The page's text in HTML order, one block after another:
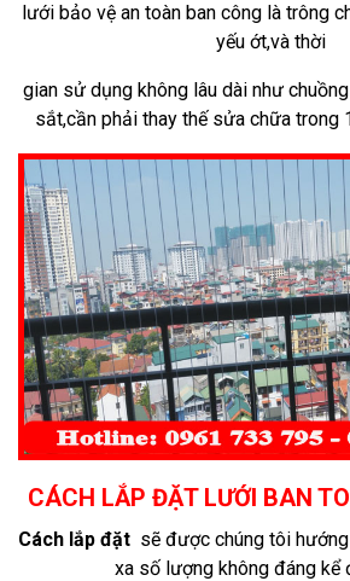
lưới bảo vệ an toàn ban công là trông
yếu ớt,và thời
gian sử dụng không lâu dài như
sắt,cần phải thay thế sửa chữa trong
CÁCH LẮP ĐẶT LƯỚI BAN
Cách lắp đặt sẽ được chúng tôi
xa số lượng không đáng kể